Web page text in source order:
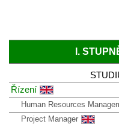
I.
Řízení
Human Resources
Project Manager